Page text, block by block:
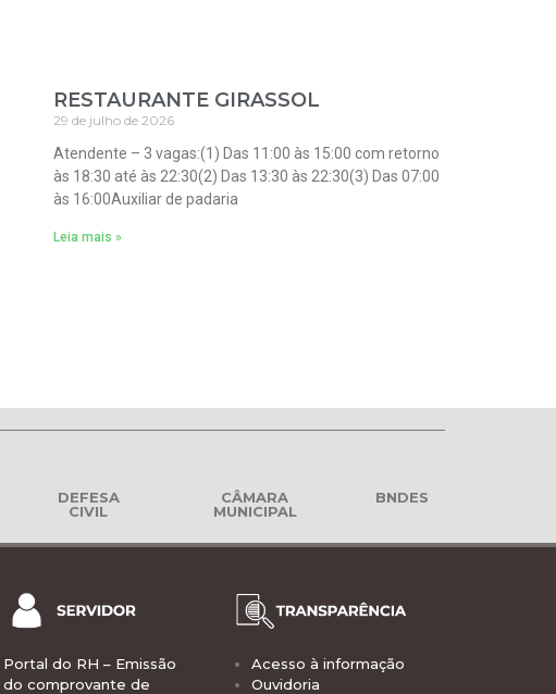
RESTAURANTE GIRASSOL
29 de julho de 2026
Atendente – 3 vagas:(1) Das 11:00 às 15:00 com retorno
às 18:30 até às 22:30(2) Das 13:30 às 22:30(3) Das 07:00
às 16:00Auxiliar de padaria
Leia mais »
DEFESA
CIVIL
CÂMARA
MUNICIPAL
BNDES
Portal do RH – Emissão
do comprovante de
Acesso à informação
Ouvidoria